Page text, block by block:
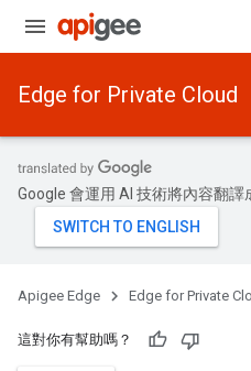
Edge for Private Cloud
Google 會運用 AI 技術將內容翻譯
Apigee Edge Edge for Private
這對你有幫助嗎？